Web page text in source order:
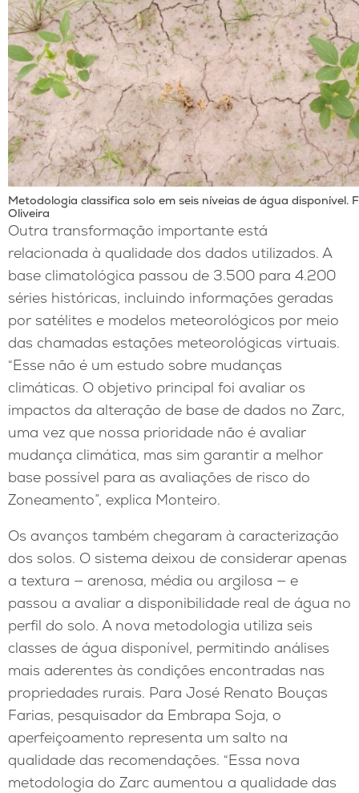
Metodologia classifica solo em seis níveias de água disponível.
Oliveira
Outra transformação importante está
relacionada à qualidade dos dados utilizados. A
base climatológica passou de 3.500 para 4.200
séries históricas, incluindo informações geradas
por satélites e modelos meteorológicos por meio
das chamadas estações meteorológicas virtuais.
“Esse não é um estudo sobre mudanças
climáticas. O objetivo principal foi avaliar os
impactos da alteração de base de dados no Zarc,
uma vez que nossa prioridade não é avaliar
mudança climática, mas sim garantir a melhor
base possível para as avaliações de risco do
Zoneamento”, explica Monteiro.
Os avanços também chegaram à caracterização
dos solos. O sistema deixou de considerar apenas
a textura — arenosa, média ou argilosa — e
passou a avaliar a disponibilidade real de água no
perfil do solo. A nova metodologia utiliza seis
classes de água disponível, permitindo análises
mais aderentes às condições encontradas nas
propriedades rurais. Para José Renato Bouças
Farias, pesquisador da Embrapa Soja, o
aperfeiçoamento representa um salto na
qualidade das recomendações. “Essa nova
metodologia do Zarc aumentou a qualidade das